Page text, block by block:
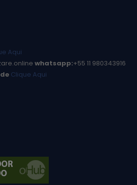
Aqui
whatsapp:+55 11 980343916
Clique Aqui